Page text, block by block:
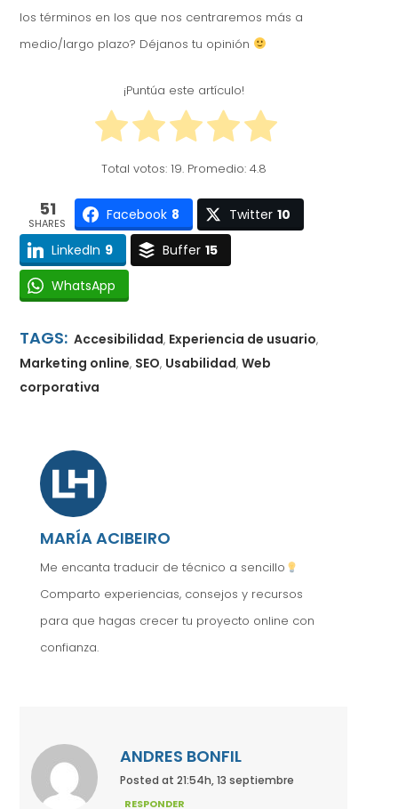
los términos en los que nos centraremos más a
medio/largo plazo? Déjanos tu opinión
¡Puntúa este artículo!
Total votos: 19. Promedio: 4.8
51
SHARES Facebook 8 Twitter 10
LinkedIn 9 Buffer 15
WhatsApp
TAGS: Accesibilidad, Experiencia de usuario,
Marketing online, SEO, Usabilidad,Web
corporativa
MARÍA ACIBEIRO
Me encanta traducir de técnico a sencillo
Comparto experiencias, consejos y recursos
para que hagas crecer tu proyecto online con
confianza.
ANDRES BONFIL
Posted at 21:54h, 13 septiembre
RESPONDER